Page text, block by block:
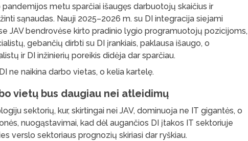
metu sparčiai išaugęs darbuotojų skaičius ir
sąnaudas. Nauji 2025–2026 m. su DI integracija siejami
JAV bendrovėse kirto pradinio lygio programuotojų pozicijoms,
gebančių dirbti su DI įrankiais, paklausa išaugo, o
ir DI inžinierių poreikis didėja dar sparčiau.
ne naikina darbo vietas, o kelia kartelę.
vietų bus daugiau nei atleidimų
sektorių, kur, skirtingai nei JAV, dominuoja ne IT gigantės, o
nuogąstavimai, kad dėl augančios DI įtakos IT sektoriuje
verslo sektoriaus prognozių skiriasi dar ryškiau.